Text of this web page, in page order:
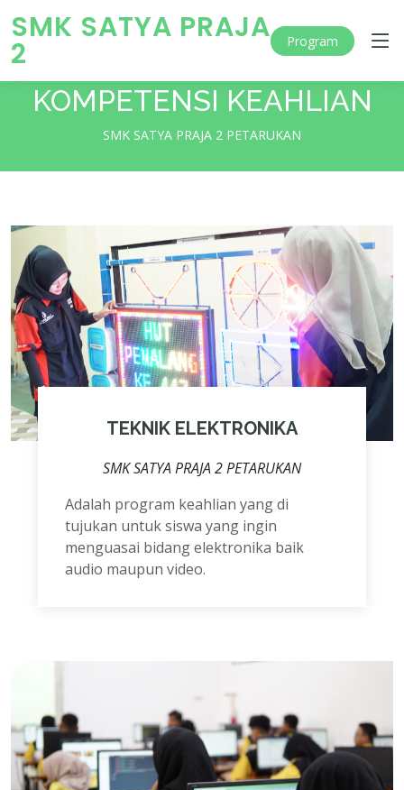
SMK SATYA PRAJA
2 Program
KOMPETENSI KEAHLIAN
SMK SATYA PRAJA 2 PETARUKAN
TEKNIK ELEKTRONIKA
SMK SATYA PRAJA 2 PETARUKAN
Adalah program keahlian yang di
tujukan untuk siswa yang ingin
menguasai bidang elektronika baik
audio maupun video.